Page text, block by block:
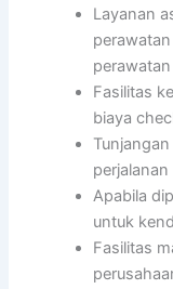
Layanan
Fasilitas
biaya
Apabila
untuk
Fasilitas